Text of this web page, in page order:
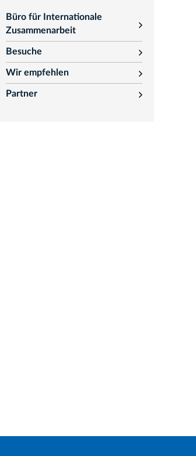
Büro für Internationale
Zusammenarbeit
rozwiń
Besuche
rozwiń
Wir empfehlen
rozwiń
Partner
rozwiń